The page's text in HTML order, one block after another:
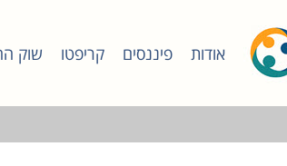
אודות פיננסים קריפטו שוק